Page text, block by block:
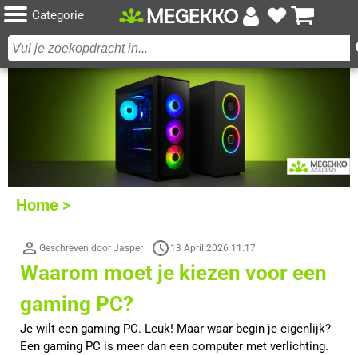
Categorie
Home >
Geschreven door Jasper 13 April 2026 11:17
Waarom moet je kiezen voor een
gaming PC?
Je wilt een gaming PC. Leuk! Maar waar begin je eigenlijk?
Een gaming PC is meer dan een computer met verlichting.